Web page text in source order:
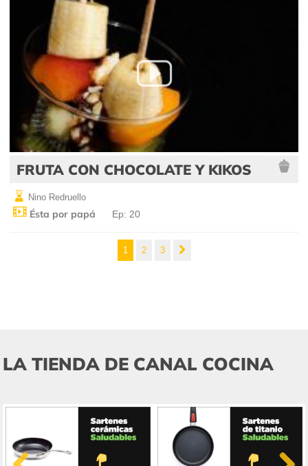
FRUTA CON CHOCOLATE Y KIKOS
Nino Redruello
Ésta por papá Ep: 20
1 2 3
LA TIENDA DE CANAL COCINA